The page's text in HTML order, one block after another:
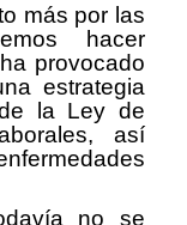
más por las
hacer
provocado
estrategia
la Ley de
así
no se